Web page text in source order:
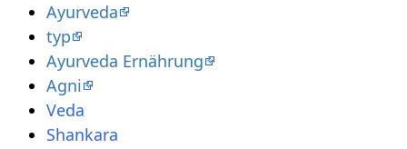
Ayurveda
typ
Ayurveda Ernährung
Agni
Veda
Shankara